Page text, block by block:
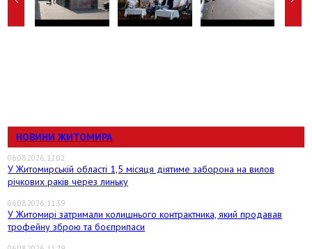
НОВИНИ ЖИТОМИРА
06.08.2026, 12:02
У Житомирській області 1,5 місяця діятиме заборона на вилов
річкових раків через линьку
06.08.2026, 11:39
У Житомирі затримали колишнього контрактника, який продавав
трофейну зброю та боєприпаси